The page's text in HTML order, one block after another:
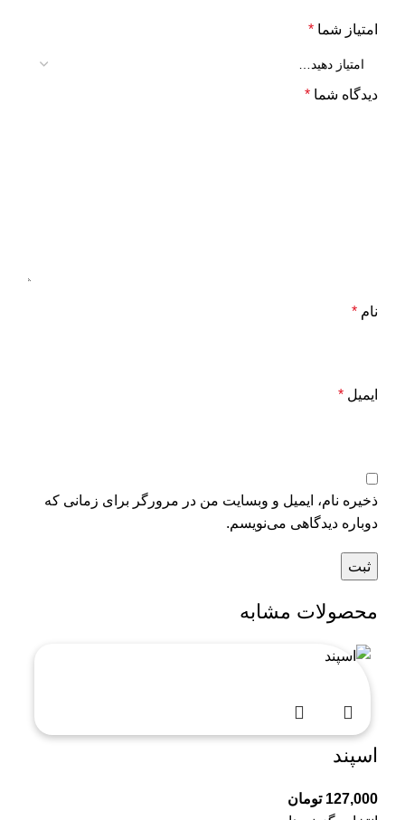
امتیاز شما *
دیدگاه شما *
نام *
ایمیل *
ذخیره نام، ایمیل و وبسایت من در مرورگر برای زمانی که
دوباره دیدگاهی می‌نویسم.
محصولات مشابه
اسپند
127,000 تومان